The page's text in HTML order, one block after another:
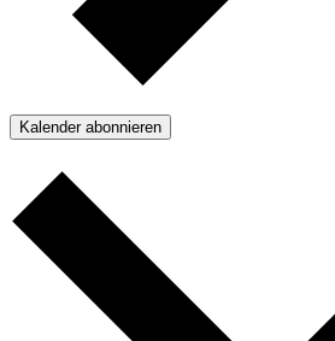
Kalender abonnieren